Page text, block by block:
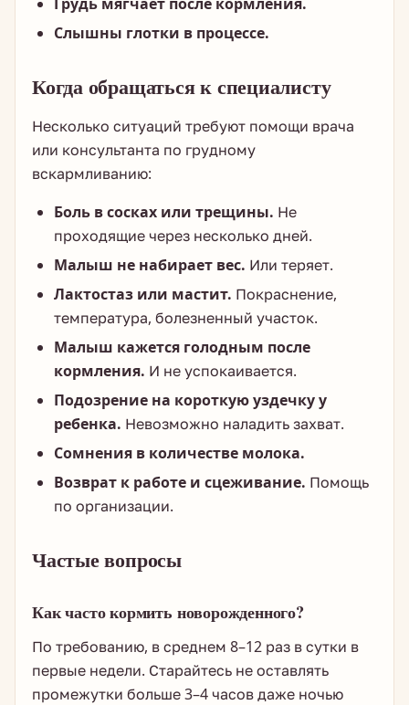
Слышны глотки в процессе.
Когда обращаться к специалисту
Несколько ситуаций требуют помощи врача
или консультанта по грудному
вскармливанию:
Боль в сосках или трещины. Не
проходящие через несколько дней.
Малыш не набирает вес. Или теряет.
Лактостаз или мастит. Покраснение,
температура, болезненный участок.
Малыш кажется голодным после
кормления. И не успокаивается.
Подозрение на короткую уздечку у
ребенка. Невозможно наладить захват.
Сомнения в количестве молока.
Возврат к работе и сцеживание. Помощь
по организации.
Частые вопросы
Как часто кормить новорожденного?
По требованию, в среднем 8–12 раз в сутки в
первые недели. Старайтесь не оставлять
промежутки больше 3–4 часов даже ночью